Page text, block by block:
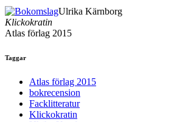
Ulrika Kärnborg
Klickokratin
Atlas förlag 2015
Taggar
Atlas förlag 2015
bokrecension
Facklitteratur
Klickokratin